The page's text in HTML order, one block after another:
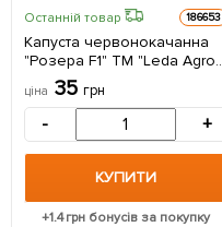
Останній товар 186653
Капуста червонокачанна
"Розера F1" ТМ "Leda Agro"
10шт
ціна 35 грн
- +
КУПИТИ
+1.4грн бонусів за покупку